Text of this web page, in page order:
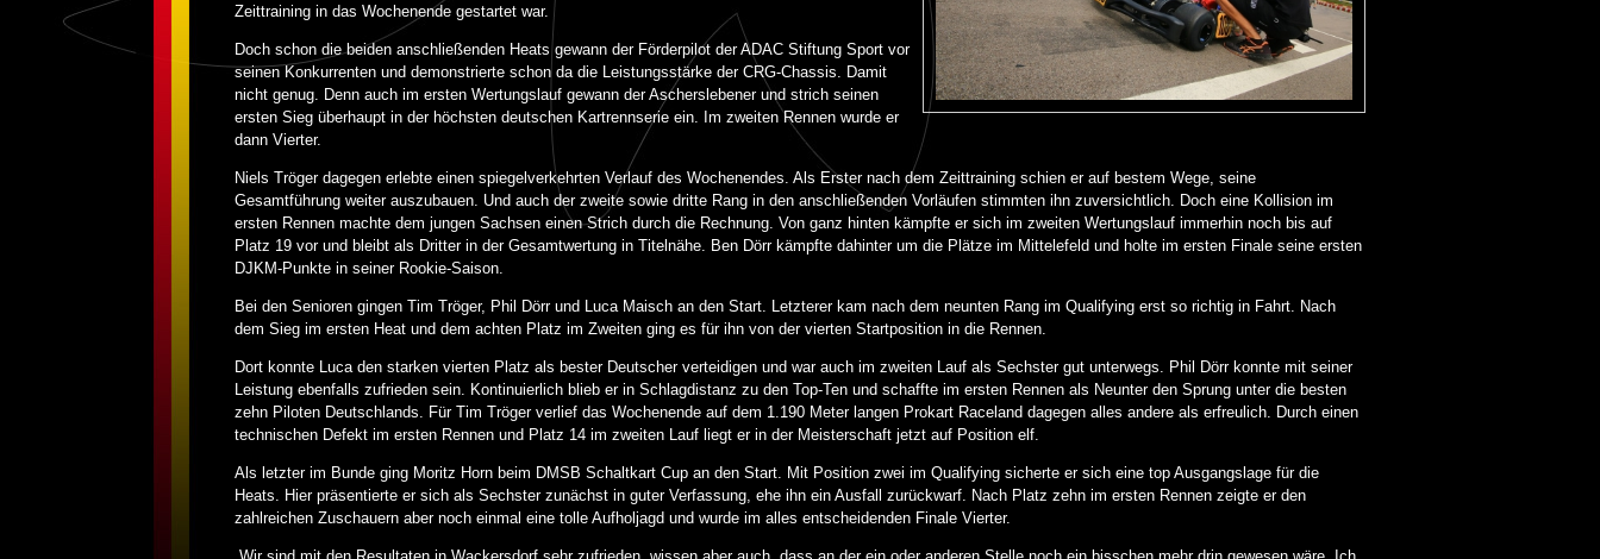
Zeittraining in das Wochenende gestartet war.
Doch schon die beiden anschließenden Heats gewann der Förderpilot der ADAC Stiftung Sport vor
seinen Konkurrenten und demonstrierte schon da die Leistungsstärke der CRG-Chassis. Damit
nicht genug. Denn auch im ersten Wertungslauf gewann der Ascherslebener und strich seinen
ersten Sieg überhaupt in der höchsten deutschen Kartrennserie ein. Im zweiten Rennen wurde er
dann Vierter.
Niels Tröger dagegen erlebte einen spiegelverkehrten Verlauf des Wochenendes. Als Erster nach dem Zeittraining schien er auf bestem Wege, seine
Gesamtführung weiter auszubauen. Und auch der zweite sowie dritte Rang in den anschließenden Vorläufen stimmten ihn zuversichtlich. Doch eine Kollision im
ersten Rennen machte dem jungen Sachsen einen Strich durch die Rechnung. Von ganz hinten kämpfte er sich im zweiten Wertungslauf immerhin noch bis auf
Platz 19 vor und bleibt als Dritter in der Gesamtwertung in Titelnähe. Ben Dörr kämpfte dahinter um die Plätze im Mittelefeld und holte im ersten Finale seine ersten
DJKM-Punkte in seiner Rookie-Saison.
Bei den Senioren gingen Tim Tröger, Phil Dörr und Luca Maisch an den Start. Letzterer kam nach dem neunten Rang im Qualifying erst so richtig in Fahrt. Nach
dem Sieg im ersten Heat und dem achten Platz im Zweiten ging es für ihn von der vierten Startposition in die Rennen.
Dort konnte Luca den starken vierten Platz als bester Deutscher verteidigen und war auch im zweiten Lauf als Sechster gut unterwegs. Phil Dörr konnte mit seiner
Leistung ebenfalls zufrieden sein. Kontinuierlich blieb er in Schlagdistanz zu den Top-Ten und schaffte im ersten Rennen als Neunter den Sprung unter die besten
zehn Piloten Deutschlands. Für Tim Tröger verlief das Wochenende auf dem 1.190 Meter langen Prokart Raceland dagegen alles andere als erfreulich. Durch einen
technischen Defekt im ersten Rennen und Platz 14 im zweiten Lauf liegt er in der Meisterschaft jetzt auf Position elf.
Als letzter im Bunde ging Moritz Horn beim DMSB Schaltkart Cup an den Start. Mit Position zwei im Qualifying sicherte er sich eine top Ausgangslage für die
Heats. Hier präsentierte er sich als Sechster zunächst in guter Verfassung, ehe ihn ein Ausfall zurückwarf. Nach Platz zehn im ersten Rennen zeigte er den
zahlreichen Zuschauern aber noch einmal eine tolle Aufholjagd und wurde im alles entscheidenden Finale Vierter.